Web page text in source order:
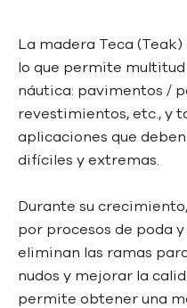
La madera Teca
lo que permite
náutica: pavimentos /
revestimientos, etc., y
aplicaciones que
difíciles y extremas.
Durante su
por procesos de poda y
eliminan las ramas
nudos y mejorar la
permite obtener una